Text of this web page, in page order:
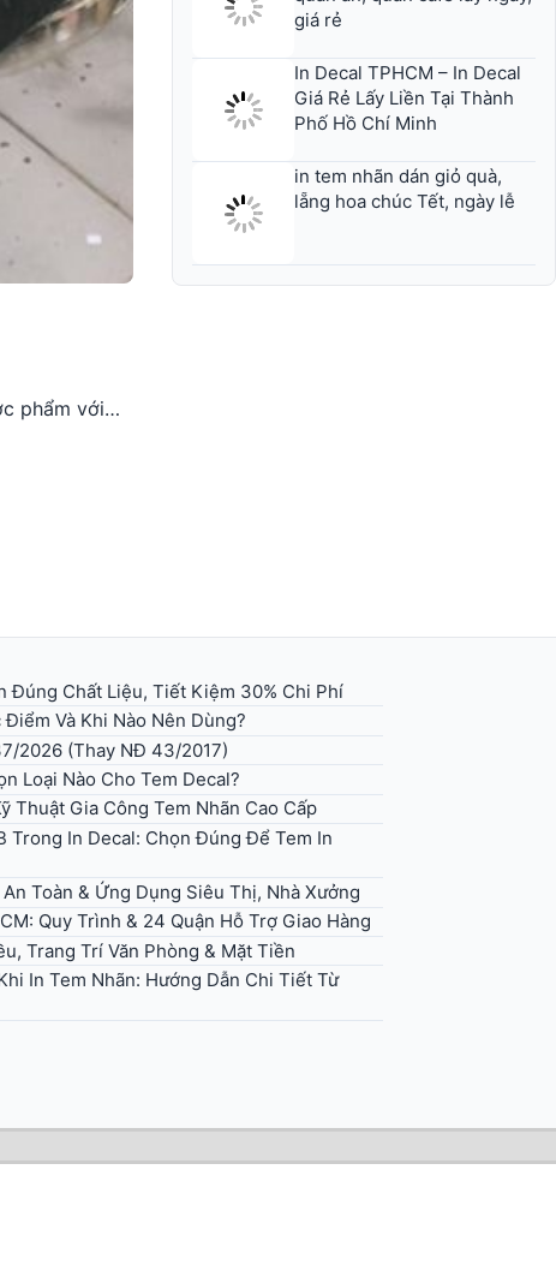
phẩm với…
giá rẻ
Giá Rẻ Lấy Liền Tại Thành
Phố Hồ Chí Minh
lẵng hoa chúc Tết, ngày lễ
Đúng Chất Liệu, Tiết Kiệm 30% Chi Phí
Và Khi Nào Nên Dùng?
2026 (Thay NĐ 43/2017)
Loại Nào Cho Tem Decal?
Thuật Gia Công Tem Nhãn Cao Cấp
Trong In Decal: Chọn Đúng Để Tem In
Toàn & Ứng Dụng Siêu Thị, Nhà Xưởng
Quy Trình & 24 Quận Hỗ Trợ Giao Hàng
Trang Trí Văn Phòng & Mặt Tiền
In Tem Nhãn: Hướng Dẫn Chi Tiết Từ